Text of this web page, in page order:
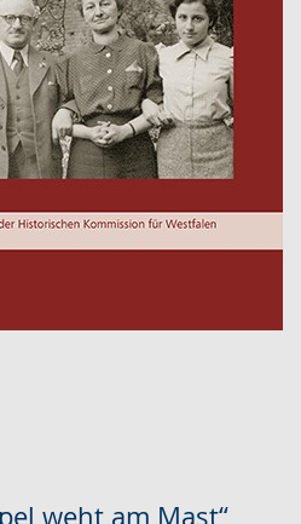
weht am Mast“